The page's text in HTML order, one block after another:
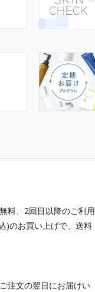
料、2回目以降のご利用
)のお買い上げで、送料
注文の翌日にお届けい